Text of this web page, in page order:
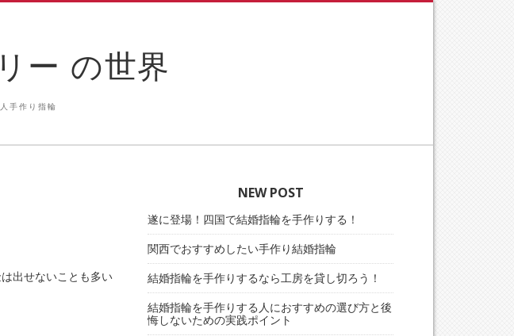
ー の世界
手作り指輪
出せないことも多い
NEW POST
遂に登場！四国で結婚指輪を手作りする！
関西でおすすめしたい手作り結婚指輪
結婚指輪を手作りするなら工房を貸し切ろう！
結婚指輪を手作りする人におすすめの選び方と後
悔しないための実践ポイント